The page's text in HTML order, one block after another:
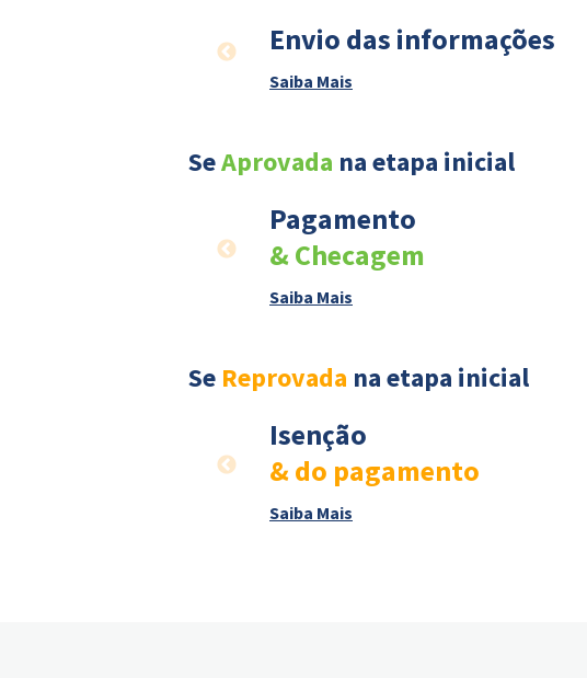
Envio das informações
Saiba Mais
SeAprovada na etapa inicial
Pagamento
& Checagem
Saiba Mais
Se Reprovada na etapa inicial
Isenção
& do pagamento
Saiba Mais